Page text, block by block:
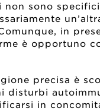
non sono
in
è opportuno
precisa è
disturbi
in